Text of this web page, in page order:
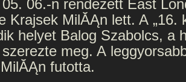
06.-n rendezett East
Krajsek MilĂĄn lett. A „16.
helyet Balog Szabolcs, a
meg. A
futotta.